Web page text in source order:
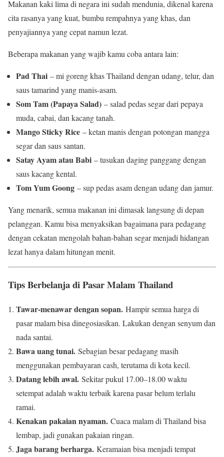
Makanan kaki lima di negara ini sudah mendunia, dikenal karena
cita rasanya yang kuat, bumbu rempahnya yang khas, dan
penyajiannya yang cepat namun lezat.
Beberapa makanan yang wajib kamu coba antara lain:
Pad Thai – mi goreng khas Thailand dengan udang, telur, dan
saus tamarind yang manis-asam.
Som Tam (Papaya Salad) – salad pedas segar dari pepaya
muda, cabai, dan kacang tanah.
Mango Sticky Rice – ketan manis dengan potongan mangga
segar dan saus santan.
Satay Ayam atau Babi – tusukan daging panggang dengan
saus kacang kental.
Tom Yum Goong – sup pedas asam dengan udang dan jamur.
Yang menarik, semua makanan ini dimasak langsung di depan
pelanggan. Kamu bisa menyaksikan bagaimana para pedagang
dengan cekatan mengolah bahan-bahan segar menjadi hidangan
lezat hanya dalam hitungan menit.
Tips Berbelanja di Pasar Malam Thailand
Tawar-menawar dengan sopan. Hampir semua harga di
pasar malam bisa dinegosiasikan. Lakukan dengan senyum dan
nada santai.
Bawa uang tunai. Sebagian besar pedagang masih
menggunakan pembayaran cash, terutama di kota kecil.
Datang lebih awal. Sekitar pukul 17.00–18.00 waktu
setempat adalah waktu terbaik karena pasar belum terlalu
ramai.
Kenakan pakaian nyaman. Cuaca malam di Thailand bisa
lembap, jadi gunakan pakaian ringan.
Jaga barang berharga. Keramaian bisa menjadi tempat